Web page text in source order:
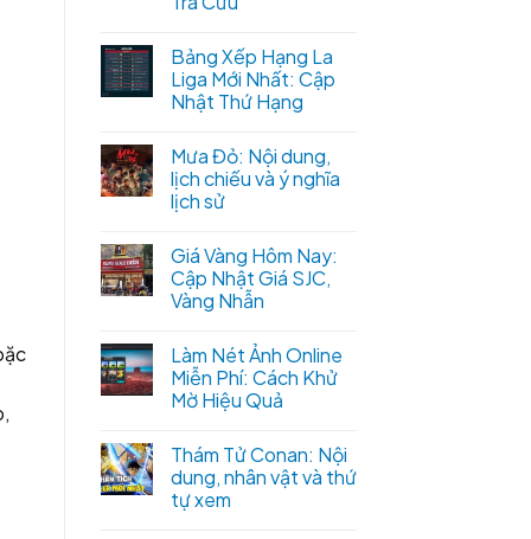
Bảng Xếp Hạng La
Liga Mới Nhất: Cập
Nhật Thứ Hạng
Mưa Đỏ: Nội dung,
lịch chiếu và ý nghĩa
lịch sử
Giá Vàng Hôm Nay:
Cập Nhật Giá SJC,
Vàng Nhẫn
Làm Nét Ảnh Online
Miễn Phí: Cách Khử
Mờ Hiệu Quả
Thám Tử Conan: Nội
dung, nhân vật và thứ
tự xem